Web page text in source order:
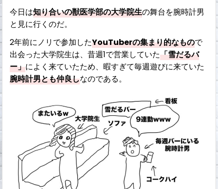
今日は知り合いの獣医学部の大学院生の舞台を腕時計男
と見に行くのだ。
2年前にノリで参加したYouTuberの集まり的なもので
出会った大学院生は、昔週1で営業していた「雪だるバ
ー」によく来ていたため、暇すぎて毎週遊びに来ていた
腕時計男とも仲良しなのである。